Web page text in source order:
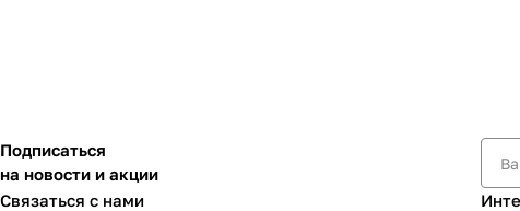
Подписаться
на новости и акции
Связаться с нами